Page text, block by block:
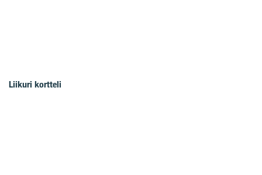
Liikuri kortteli